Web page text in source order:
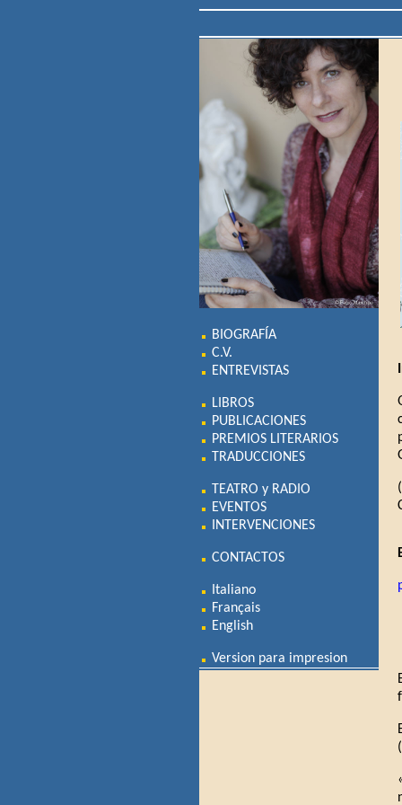
BIOGRAFÍA
C.V.
ENTREVISTAS
LIBROS
PUBLICACIONES
PREMIOS LITERARIOS
TRADUCCIONES
TEATRO y RADIO
EVENTOS
INTERVENCIONES
CONTACTOS
Italiano
Français
English
Version para impresion
(